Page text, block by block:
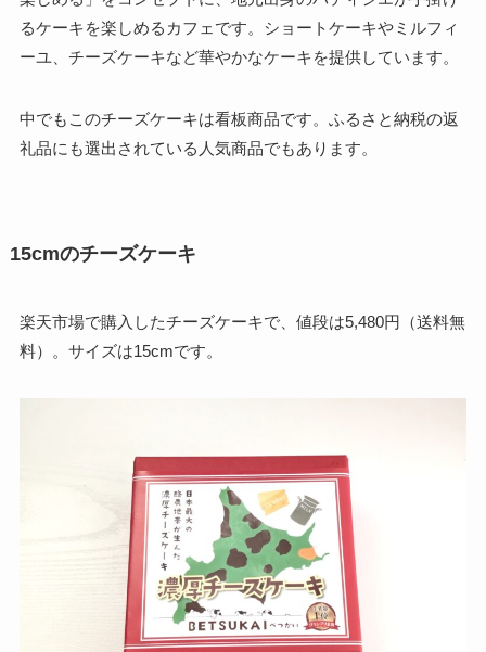
るケーキを楽しめるカフェです。ショートケーキやミルフィ
ーユ、チーズケーキなど華やかなケーキを提供しています。
中でもこのチーズケーキは看板商品です。ふるさと納税の返
礼品にも選出されている人気商品でもあります。
15cmのチーズケーキ
楽天市場で購入したチーズケーキで、値段は5,480円（送料無
料）。サイズは15cmです。